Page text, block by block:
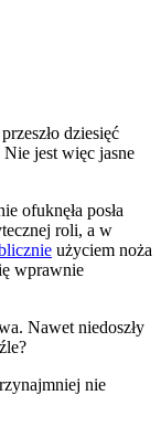
dziesięć
jest więc jasne
ofuknęła posła
roli, a w
użyciem noża
wprawnie
Nawet niedoszły
nie